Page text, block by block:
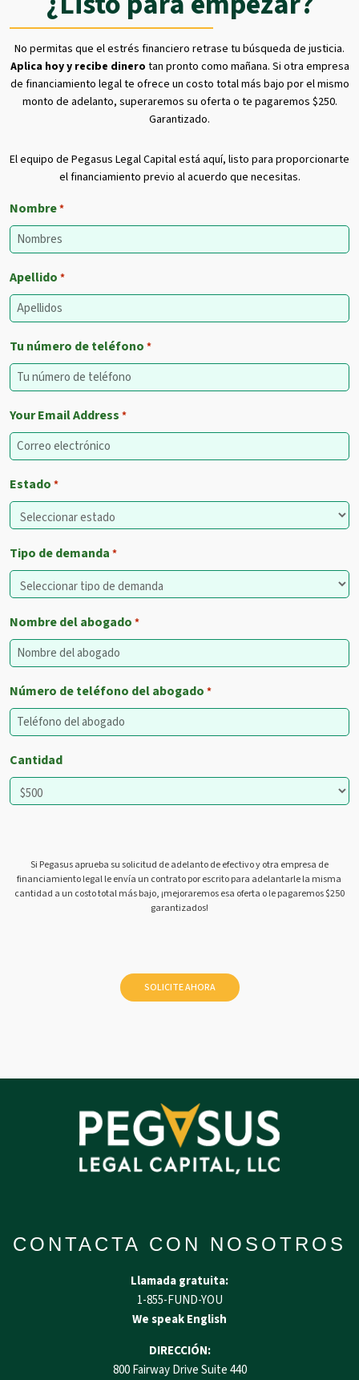
No permitas que el estrés financiero retrase tu búsqueda de justicia.
Aplica hoy y recibe dinero tan pronto como mañana. Si otra empresa
de financiamiento legal te ofrece un costo total más bajo por el mismo
monto de adelanto, superaremos su oferta o te pagaremos $250.
Garantizado.
El equipo de Pegasus Legal Capital está aquí, listo para proporcionarte
el financiamiento previo al acuerdo que necesitas.
Nombre*
Apellido *
Tu número de teléfono *
Your Email Address *
Estado *
Tipo de demanda *
Nombre del abogado *
Número de teléfono del abogado *
Cantidad
Si Pegasus aprueba su solicitud de adelanto de efectivo y otra empresa de
financiamiento legal le envía un contrato por escrito para adelantarle la misma
cantidad a un costo total más bajo, ¡mejoraremos esa oferta o le pagaremos $250
garantizados!
CONTACTA CON NOSOTROS
Llamada gratuita:
1-855-FUND-YOU
We speak English
DIRECCIÓN:
800 Fairway Drive Suite 440